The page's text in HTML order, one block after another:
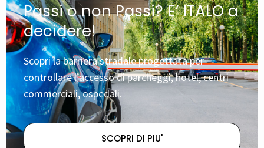
Passi o non Passi? E’ ITALO a
decidere!
Scopri la barriera stradale progettata per
controllare l’accesso di parcheggi, hotel, centri
commerciali, ospedali.
SCOPRI DI PIU'